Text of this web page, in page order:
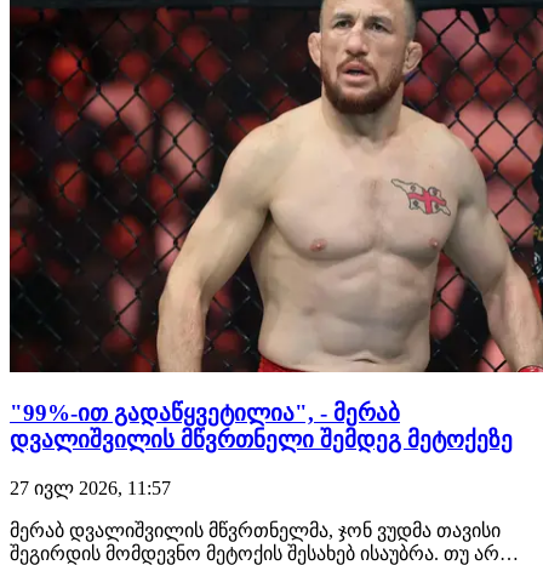
"99%-ით გადაწყვეტილია", - მერაბ
დვალიშვილის მწვრთნელი შემდეგ მეტოქეზე
27 ივლ 2026, 11:57
მერაბ დვალიშვილის მწვრთნელმა, ჯონ ვუდმა თავისი
შეგირდის მომდევნო მეტოქის შესახებ ისაუბრა. თუ არ